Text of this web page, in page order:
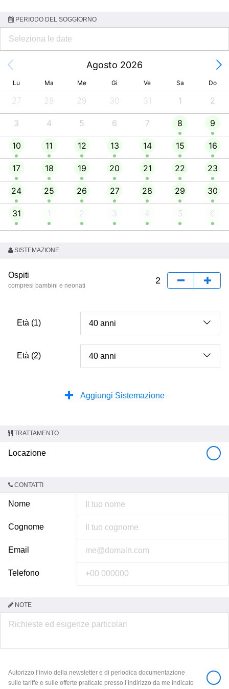
PERIODO DEL SOGGIORNO
Agosto 2026
Lu Ma Me Gi Ve Sa Do
27 28 29 30 31 1 2
3 4 5 6 7 8 9
10 11 12 13 14 15 16
17 18 19 20 21 22 23
24 25 26 27 28 29 30
31 1 2 3 4 5 6
SISTEMAZIONE
Ospiti
compresi bambini e neonati
Età (1)
Età (2)
Aggiungi Sistemazione
TRATTAMENTO
Locazione
CONTATTI
Nome
Cognome
Email
Telefono
NOTE
Autorizzo l’invio della newsletter e di periodica documentazione
sulle tariffe e sulle offerte praticate presso l’indirizzo da me indicato